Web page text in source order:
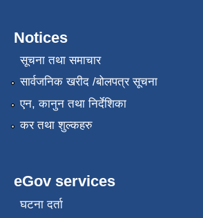
Notices
सूचना तथा समाचार
सार्वजनिक खरीद /बोलपत्र सूचना
एन, कानुन तथा निर्देशिका
कर तथा शुल्कहरु
eGov services
घटना दर्ता